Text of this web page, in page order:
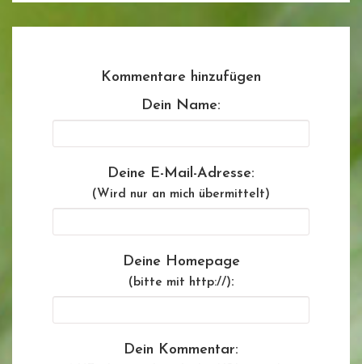
Kommentare hinzufügen
Dein Name:
Deine E-Mail-Adresse:
(Wird nur an mich übermittelt)
Deine Homepage
(bitte mit http://):
Dein Kommentar: